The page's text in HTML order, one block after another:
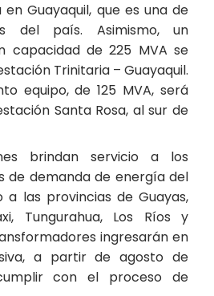
en Guayaquil, que es una de
del país. Asimismo, un
capacidad de 225 MVA se
Trinitaria – Guayaquil.
equipo, de 125 MVA, será
Santa Rosa, al sur de
brindan servicio a los
de demanda de energía del
a las provincias de Guayas,
Tungurahua, Los Ríos y
ingresarán en
a partir de agosto de
con el proceso de